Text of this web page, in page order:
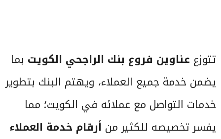
تتوزع عناوين فروع بنك الراجحي الكويت بما
يضمن خدمة جميع العملاء، ويهتم البنك بتطوير
خدمات التواصل مع عملائه في الكويت؛ مما
يفسر تخصيصه للكثير من أرقام خدمة العملاء